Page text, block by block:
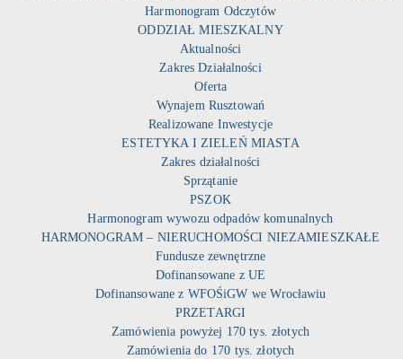
Harmonogram Odczytów
ODDZIAŁ MIESZKALNY
Aktualności
Zakres Działalności
Oferta
Wynajem Rusztowań
Realizowane Inwestycje
ESTETYKA I ZIELEŃ MIASTA
Zakres działalności
Sprzątanie
PSZOK
Harmonogram wywozu odpadów komunalnych
HARMONOGRAM – NIERUCHOMOŚCI NIEZAMIESZKAŁE
Fundusze zewnętrzne
Dofinansowane z UE
Dofinansowane z WFOŚiGW we Wrocławiu
PRZETARGI
Zamówienia powyżej 170 tys. złotych
Zamówienia do 170 tys. złotych